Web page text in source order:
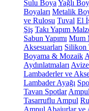
Sulu Boya Yağlı
Boyaları Metalik
ve Rulosu Tuval El
Şiş Takı Yapım
Sabun Yapımı Mum
Aksesuarları Silikon
Boyama & Mozaik
Aydınlatmaları
Lambaderler ve
Lambader Ayağı
Tavan Spotlar
Tasarruflu Ampul
Ampul Abajurlar ve